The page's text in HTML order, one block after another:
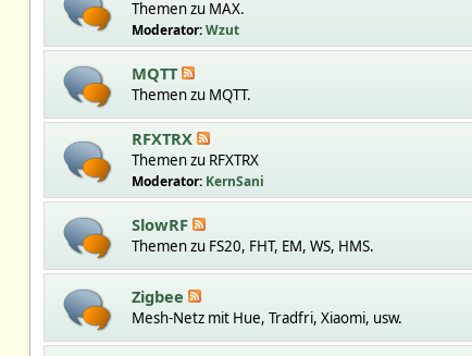
Themen zu MAX.
Moderator:Wzut
MQTT
Themen zu MQTT.
RFXTRX
Themen zu RFXTRX
Moderator: KernSani
SlowRF
Themen zu FS20, FHT, EM, WS, HMS.
Zigbee
Mesh-Netz mit Hue, Tradfri, Xiaomi, usw.